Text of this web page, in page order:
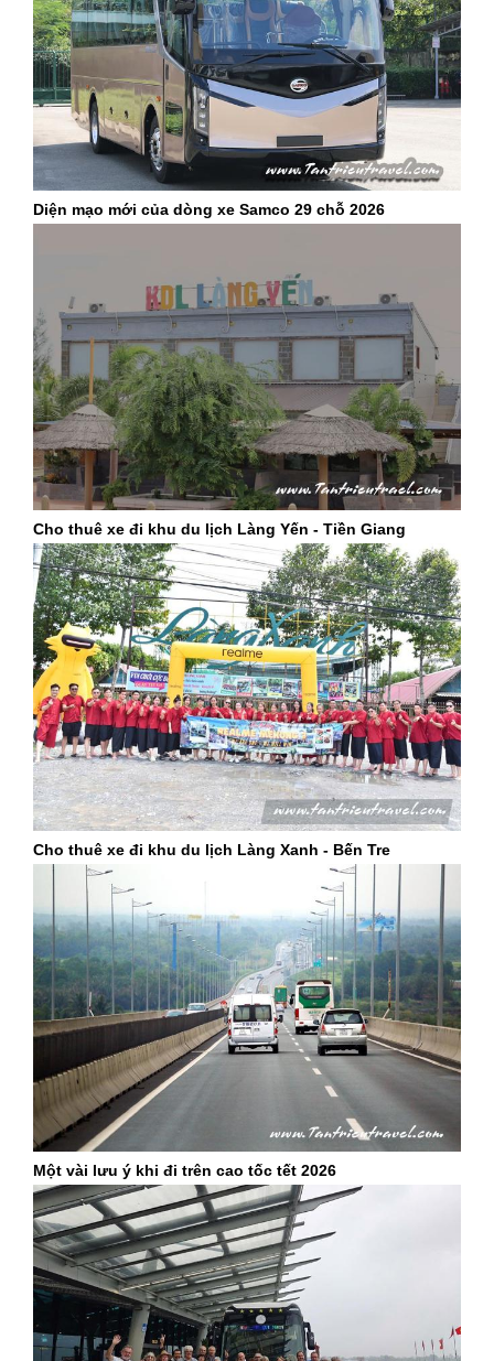
Diện mạo mới của dòng xe Samco 29 chỗ 2026
Cho thuê xe đi khu du lịch Làng Yến - Tiền Giang
Cho thuê xe đi khu du lịch Làng Xanh - Bến Tre
Một vài lưu ý khi đi trên cao tốc tết 2026